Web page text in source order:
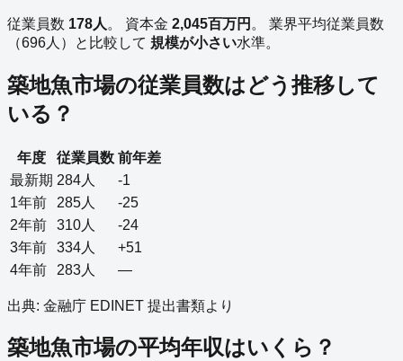
従業員数 178人 。 資本金 2,045百万円 。
業界平均従業員数
（696人）と比較して 規模が小さい水準。
築地魚市場の従業員数はどう推移して
いる？
年度 従業員数 前年差
最新期 284人
-1
1年前
285人
-25
2年前
310人
-24
3年前
334人
+51
4年前
283人 —
出典: 金融庁 EDINET 提出書類より
築地魚市場の平均年収はいくら？